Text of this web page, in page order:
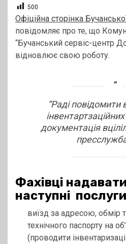
500
Офіційна сторінка
повідомляє про те, що
“Бучанський сервіс-центр
відновлює свою роботу.
“Раді повідомити
документація
Фахівці
наступні
виїзд за адресою, обмір
технічного паспорту на
(проводити